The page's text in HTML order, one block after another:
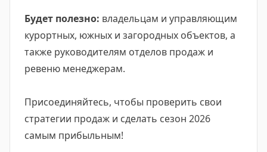
Будет полезно: владельцам и управляющим
курортных, южных и загородных объектов, а
также руководителям отделов продаж и
ревеню менеджерам.
Присоединяйтесь, чтобы проверить свои
стратегии продаж и сделать сезон 2026
самым прибыльным!